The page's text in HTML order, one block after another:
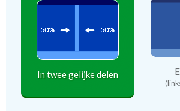
In twee gelijke delen